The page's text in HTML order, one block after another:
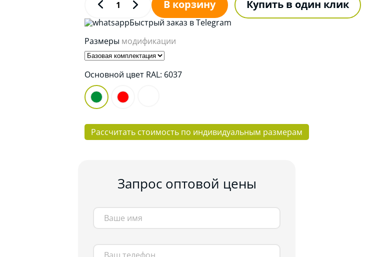
В корзину Купить в один клик
Быстрый заказ в Telegram
Размеры модификации
Основной цвет RAL: 6037
Рассчитать стоимость по индивидуальным размерам
Запрос оптовой цены